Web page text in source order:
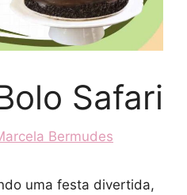
Safari
Bermudes
uma festa divertida,